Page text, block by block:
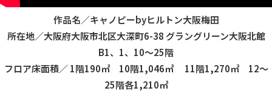
作品名／キャノピーbyヒルトン大阪梅田
所在地／大阪府大阪市北区大深町6-38 グラングリーン大阪北館
B1、1、10～25階
フロア床面積／ 1階190㎡ 10階1,046㎡ 11階1,270㎡ 12～
25階各1,210㎡